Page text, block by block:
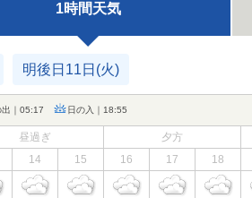
1時間天気
明後日11日(火)
出｜05:17 日の入｜18:55
昼過ぎ 夕方
14 15 16 17 18